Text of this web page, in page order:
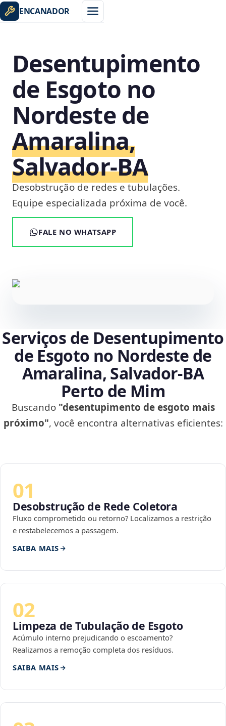
ENCANADOR
Desentupimento
de Esgoto no
Nordeste de
Amaralina,
Salvador‑BA
Desobstrução de redes e tubulações.
Equipe especializada próxima de você.
FALE NO WHATSAPP
Serviços de Desentupimento
de Esgoto no Nordeste de
Amaralina, Salvador‑BA
Perto de Mim
Buscando "desentupimento de esgoto mais
próximo", você encontra alternativas eficientes:
01
Desobstrução de Rede Coletora
Fluxo comprometido ou retorno? Localizamos a restrição
e restabelecemos a passagem.
SAIBA MAIS
02
Limpeza de Tubulação de Esgoto
Acúmulo interno prejudicando o escoamento?
Realizamos a remoção completa dos resíduos.
SAIBA MAIS